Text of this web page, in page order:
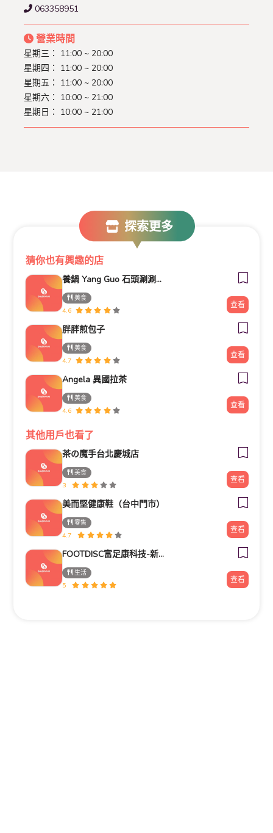
063358951
營業時間
星期三： 11:00 ~ 20:00
星期四： 11:00 ~ 20:00
星期五： 11:00 ~ 20:00
星期六： 10:00 ~ 21:00
星期日： 10:00 ~ 21:00
探索更多
猜你也有興趣的店
養鍋 Yang Guo 石頭涮涮鍋 (台南文化店) | 寵物友善餐廳 | 台南吃到飽火鍋 | 台南必吃美食 | 在地嚮導評論家【
美食
4.6
查看
胖胖煎包子
美食
4.7
查看
Angela 異國拉茶
美食
4.6
查看
其他用戶也看了
茶の魔手台北慶城店
美食
3
查看
美而堅健康鞋（台中門市）
零售
4.7
查看
FOOTDISC富足康科技-新光三越-西門店
生活
5
查看